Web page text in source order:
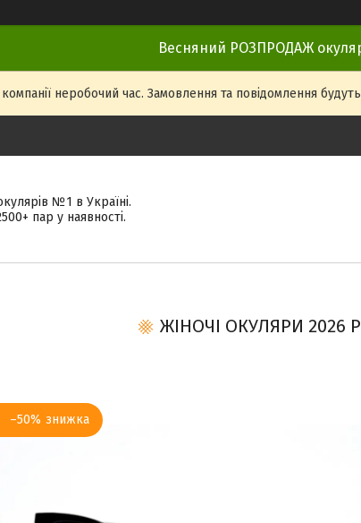
Весняний РОЗПРОДАЖ
неробочий час. Замовлення та повідомлення
№1 в Україні.
пар у наявності.
ЖІНОЧІ ОКУЛЯРИ 2026
–50%